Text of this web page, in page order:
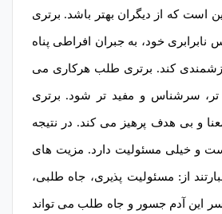
است که از دیگران بهتر باشد. برتری
خود، به جبران افراطی پناه
کند. برتری طلب هرکاری می
تر، سرشناس و مفید تر شود. برتری
و بی هدف پرهیز می کند. در نتیجه
و خیلی مسئولیت دارد. مزیت های
از: مسئولیت پذیری، جاه طلبی،
این آدم جسور و جاه طلب می تواند